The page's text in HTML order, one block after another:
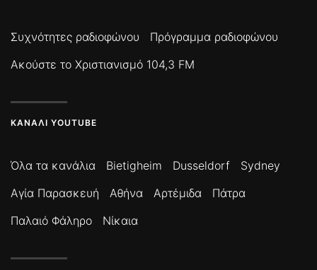
Συχνότητες ραδιοφώνου
Πρόγραμμα ραδιοφώνου
Ακούστε το Χριστιανισμό 104,3 FM
ΚΑΝΆΛΙ YOUTUBE
Όλα τα κανάλια Bietigheim Dusseldorf
Sydney
Αγία Παρασκευή
Αθήνα Αρτέμιδα
Πάτρα
Παλαιό Φάληρο
Νίκαια